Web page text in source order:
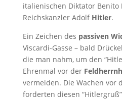
italienischen Diktator Benito
Reichskanzler Adolf Hitler.
Ein Zeichen des passiven
Viscardi-Gasse – bald
die man nahm, um den
Ehrenmal vor der
vermeiden. Die Wachen vor
forderten diesen